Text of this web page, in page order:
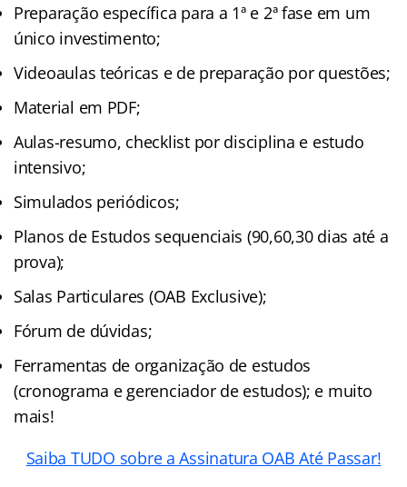
Preparação específica para a 1ª e 2ª fase em um
único investimento;
Videoaulas teóricas e de preparação por questões;
Material em PDF;
Aulas-resumo, checklist por disciplina e estudo
intensivo;
Simulados periódicos;
Planos de Estudos sequenciais (90,60,30 dias até a
prova);
Salas Particulares (OAB Exclusive);
Fórum de dúvidas;
Ferramentas de organização de estudos
(cronograma e gerenciador de estudos); e muito
mais!
Saiba TUDO sobre a Assinatura OAB Até Passar!